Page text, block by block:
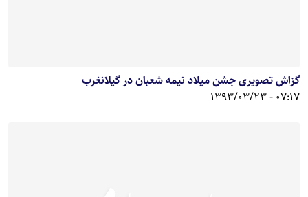
گزاش تصویری جشن میلاد نیمه شعبان در گیلانغرب
07:17 - 1393/03/23